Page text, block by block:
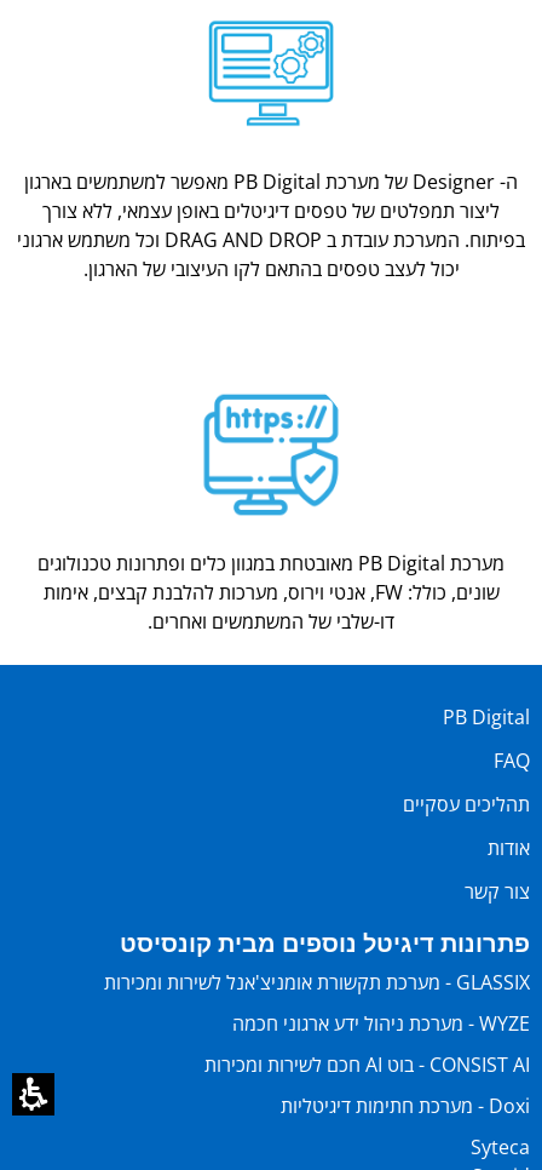
ה- Designer של מערכת PB Digital מאפשר למשתמשים בארגון
ליצור תמפלטים של טפסים דיגיטלים באופן עצמאי, ללא צורך
בפיתוח. המערכת עובדת ב DRAG AND DROP וכל משתמש ארגוני
יכול לעצב טפסים בהתאם לקו העיצובי של הארגון.
מערכת PB Digital מאובטחת במגוון כלים ופתרונות טכנולוגים
שונים, כולל: FW, אנטי וירוס, מערכות להלבנת קבצים, אימות
דו-שלבי של המשתמשים ואחרים.
PB Digital
FAQ
תהליכים עסקיים
אודות
צור קשר
פתרונות דיגיטל נוספים מבית קונסיסט
GLASSIX - מערכת תקשורת אומניצ'אנל לשירות ומכירות
WYZE - מערכת ניהול ידע ארגוני חכמה
CONSIST AI - בוט AI חכם לשירות ומכירות
Doxi - מערכת חתימות דיגיטליות
Syteca